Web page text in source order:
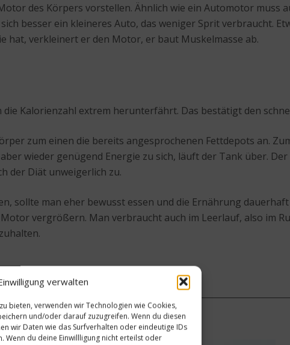
verwalten
bieten, verwenden wir Technologien wie Cookies,
und/oder darauf zuzugreifen. Wenn du diesen
wir Daten wie das Surfverhalten oder eindeutige IDs
Wenn du deine Einwillligung nicht erteilst oder
des Körpers vorstellen. Ähnlich wie ein Automotor muss
besser ein kleineres Auto, das weniger Sprit verbraucht.
hat, verkleinert er den Motor, er baut Muskelmasse ab.
Kalorienzahl extrem herunterfährt. Das bestätigt den
zum einen die bereits angesprochenen Fettdepots an.
wieder genügend Energie zu sich, läuft der Tank über.
der Diät unweigerlich zu.
sollte man eher bewusst essen und die Ernährung
vergrößern. Man verbraucht auch im Leerlauf, also im
Nächster Beitrag